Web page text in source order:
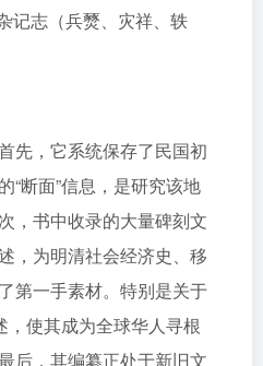
记志（兵燹、灾祥、轶
先，它系统保存了民国初
“断面”信息，是研究该地
，书中收录的大量碑刻文
，为明清社会经济史、移
第一手素材。特别是关于
，使其成为全球华人寻根
后，其编纂正处于新旧文